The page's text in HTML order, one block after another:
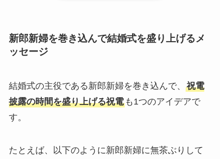
新郎新婦を巻き込んで結婚式を盛り上げるメ
ッセージ
結婚式の主役である新郎新婦を巻き込んで、 祝電
披露の時間を盛り上げる祝電も1つのアイデアで
す。
たとえば、以下のように新郎新婦に無茶ぶりして